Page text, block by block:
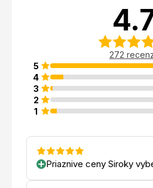
272
5
4
3
2
1
Priaznive ceny Siroky